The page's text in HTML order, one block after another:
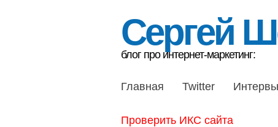
Сергей
блог про интернет-маркетинг:
Главная Twitter
Проверить ИКС сайта